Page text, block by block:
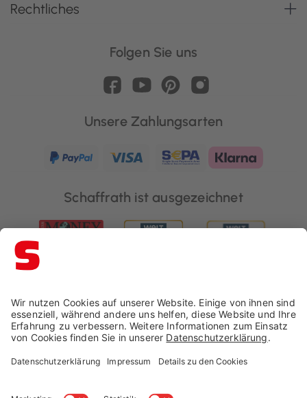
Rechtliches
Folgen Sie uns
Unsere Zahlungsarten
Schaffrath ist ausgezeichnet